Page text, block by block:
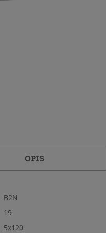
OPIS
B2N
19
5x120